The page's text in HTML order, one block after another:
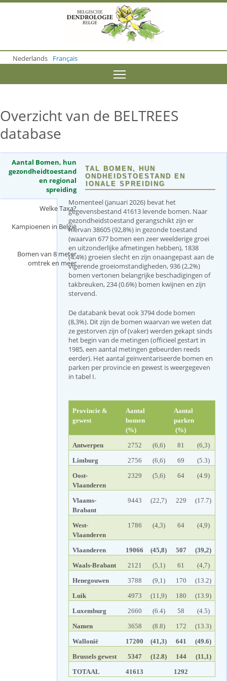
o
m
n
e
t
Nederlands Français
Overzicht van de BELTREES
database
Aantal Bomen, hun
gezondheidtoestand
en regional
spreiding(
c
t
i
v
e
t
a
b
)
Welke Taxa?
Kampioenen in België
Bomen van 8 meter
omtrek en meer
AANTAL BOMEN, HUN
GEZONDHEIDSTOESTAND EN
REGIONALE SPREIDING
Momenteel (januari 2026) bevat het
gegevensbestand 41613 levende bomen. Naar
gezondheidstoestand gerangschikt zijn er
hiervan 38605 (92,8%) in gezonde toestand
(waarvan 677 bomen een zeer weelderige groei
en uitzonderlijke afmetingen hebben), 1838
(4.4%) groeien slecht en zijn onaangepast aan de
vigerende groeiomstandigheden, 936 (2,2%)
bomen vertonen belangrijke beschadigingen of
takbreuken, 234 (0.6%) bomen kwijnen en zijn
stervend.
De databank bevat ook 3794 dode bomen
(8,3%). Dit zijn de bomen waarvan we weten dat
ze gestorven zijn of (vaker) werden gekapt sinds
het begin van de metingen (officieel gestart in
1985, een aantal metingen gebeurden reeds
eerder). Het aantal geïnventariseerde bomen en
parken per provincie en gewest is weergegeven
in tabel I.
Provincie &
gewest
Aantal
bomen
(%)
Aantal
parken
(%)
Antwerpen
2752 (6,6) 81
(6,3)
Limburg
2756 (6,6) 69
(5.3)
Oost-
Vlaanderen
2329 (5,6) 64 (4.9)
Vlaams-
Brabant
9443 (22,7) 229 (17.7)
West-
Vlaanderen
1786 (4,3) 64 (4,9)
Vlaanderen 19066 (45,8) 507
(39,2)
Waals-Brabant
2121 (5,1) 61
(4,7)
Henegouwen
3788 (9,1) 170
(13.2)
Luik
4973 (11,9) 180
(13.9)
Luxemburg
2660 (6.4) 58
(4.5)
Namen
3658 (8.8) 172
(13.3)
Wallonië
17200 (41,3) 641
(49.6)
Brussels gewest
5347 (12.8) 144
(11,1)
TOTAAL
41613 1292